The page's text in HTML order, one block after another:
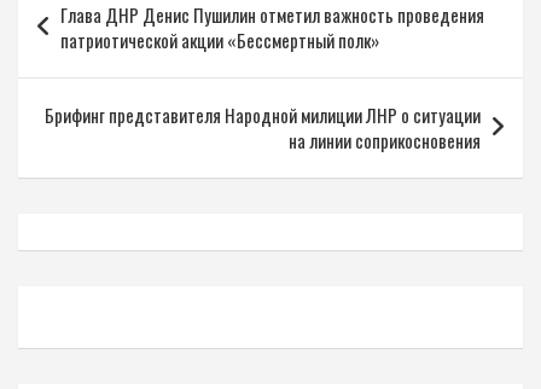
по
записям
Глава ДНР Денис Пушилин отметил важность проведения
патриотической акции «Бессмертный полк»
Брифинг представителя Народной милиции ЛНР о ситуации
на линии соприкосновения